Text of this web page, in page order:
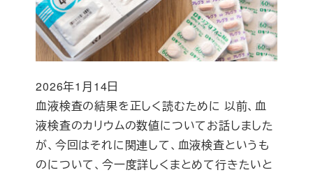
血液検査の結果を正しく読むために 以前、血
液検査のカリウムの数値についてお話しました
が、今回はそれに関連して、血液検査というも
のについて、今一度詳しくまとめて行きたいと
投稿日
2026年1月14日